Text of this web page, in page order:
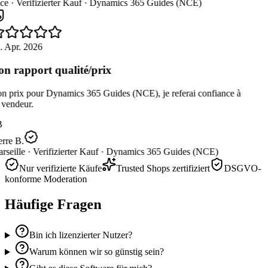
· Verifizierter Kauf · Dynamics 365 Guides (NCE)
Apr. 2026
rapport qualité/prix
prix pour Dynamics 365 Guides (NCE), je referai confiance à
B.
· Verifizierter Kauf · Dynamics 365 Guides (NCE)
Nur verifizierte Käufe
Trusted Shops zertifiziert
DSGVO-
konforme Moderation
Häufige Fragen
Bin ich lizenzierter Nutzer?
Warum können wir so günstig sein?